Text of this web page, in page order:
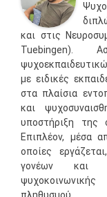
και στις
Tuebingen).
με ειδικές
στα πλαίσια
και
υποστήριξη της
Επιπλέον, μέσα
οποίες
γονέων και